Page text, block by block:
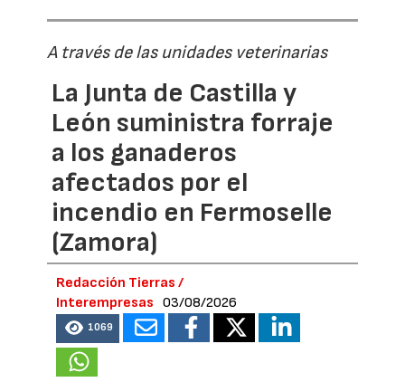
A través de las unidades veterinarias
La Junta de Castilla y
León suministra forraje
a los ganaderos
afectados por el
incendio en Fermoselle
(Zamora)
Redacción Tierras /
Interempresas
03/08/2026
1069